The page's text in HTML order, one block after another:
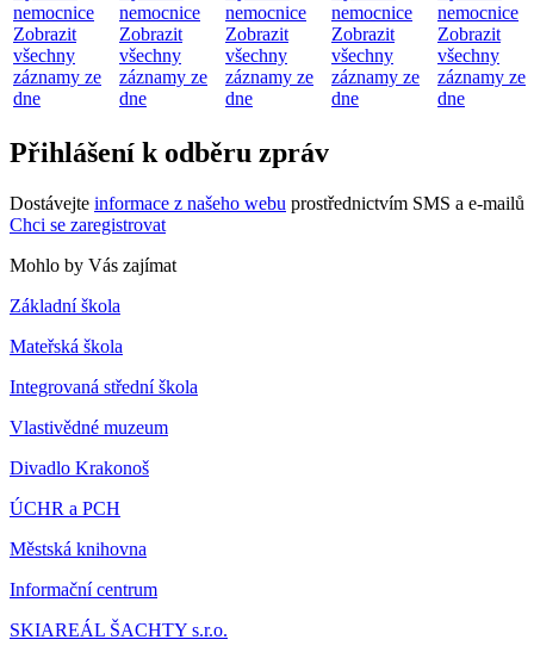
nemocnice
Zobrazit
všechny
záznamy ze
dne
nemocnice
Zobrazit
všechny
záznamy ze
dne
nemocnice
Zobrazit
všechny
záznamy ze
dne
nemocnice
Zobrazit
všechny
záznamy ze
dne
nemocnice
Zobrazit
všechny
záznamy ze
dne
Přihlášení k odběru zpráv
Dostávejte informace z našeho webu prostřednictvím SMS a e-mailů
Chci se zaregistrovat
Mohlo by Vás zajímat
Základní škola
Mateřská škola
Integrovaná střední škola
Vlastivědné muzeum
Divadlo Krakonoš
ÚCHR a PCH
Městská knihovna
Informační centrum
SKIAREÁL ŠACHTY s.r.o.